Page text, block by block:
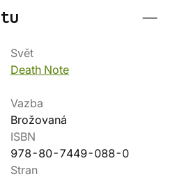
Svět
Death Note
Vazba
Brožovaná
ISBN
978-80-7449-088-0
Stran